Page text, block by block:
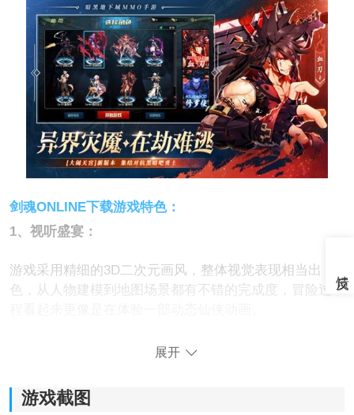
剑魂ONLINE下载游戏特色：
1、视听盛宴：
游戏采用精细的3D二次元画风，整体视觉表现相当出
色，从人物建模到地图场景都有不错的完成度，冒险过
1. 开放地图设计让玩家能够自由探索不同区域，还能触
发隐藏任务与特殊内容。
展开
游戏截图